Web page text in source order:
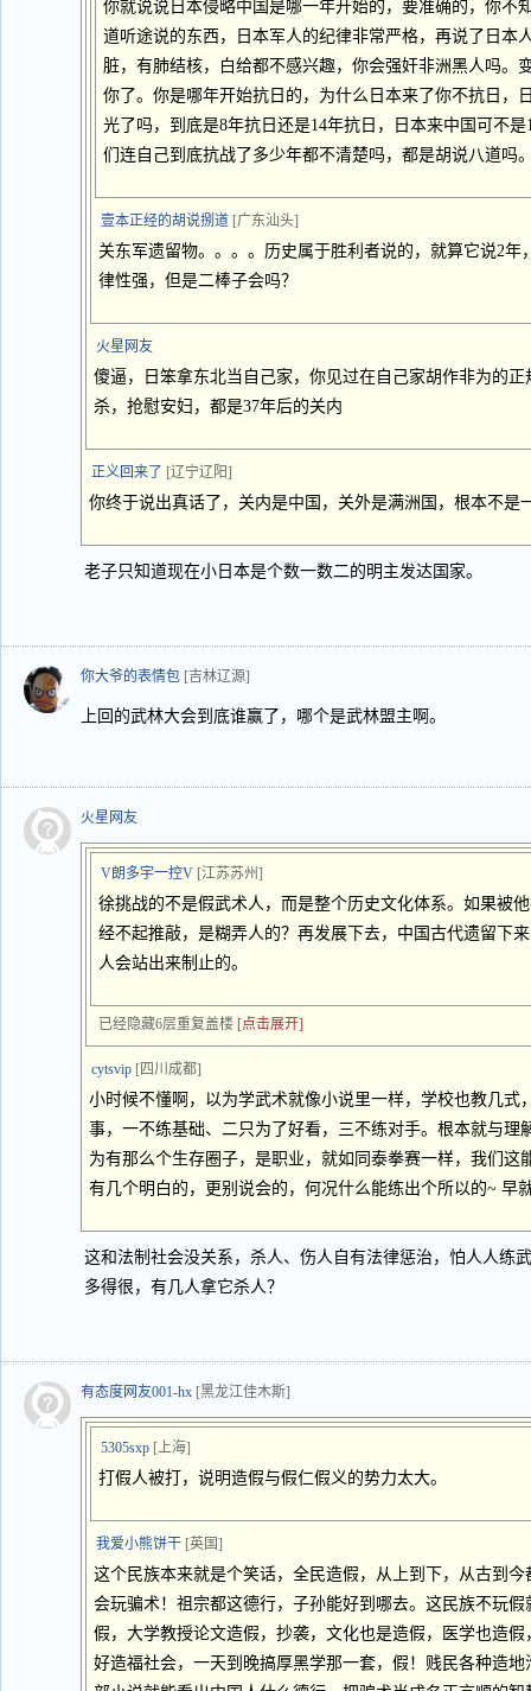
你就说说日本侵略中国是哪一年开始的，要准确的，你不
道听途说的东西，日本军人的纪律非常严格，再说了日本
脏，有肺结核，白给都不感兴趣，你会强奸非洲黑人吗。
你了。你是哪年开始抗日的，为什么日本来了你不抗日，
光了吗，到底是8年抗日还是14年抗日，日本来中国可不
们连自己到底抗战了多少年都不清楚吗，都是胡说八道吗
壹本正经的胡说捌道 [广东汕头]
关东军遗留物。。。。历史属于胜利者说的，就算它说2年
律性强，但是二棒子会吗？
火星网友
傻逼，日笨拿东北当自己家，你见过在自己家胡作非为的
杀，抢慰安妇，都是37年后的关内
正义回来了 [辽宁辽阳]
你终于说出真话了，关内是中国，关外是满洲国，根本不是
老子只知道现在小日本是个数一数二的明主发达国家。
你大爷的表情包 [吉林辽源]
上回的武林大会到底谁赢了，哪个是武林盟主啊。
火星网友
V朗多宇一控V [江苏苏州]
徐挑战的不是假武术人，而是整个历史文化体系。如果被
经不起推敲，是糊弄人的？再发展下去，中国古代遗留下
人会站出来制止的。
已经隐藏6层重复盖楼 [点击展开]
cytsvip [四川成都]
小时候不懂啊，以为学武术就像小说里一样，学校也教几式
事，一不练基础、二只为了好看，三不练对手。根本就与理
为有那么个生存圈子，是职业，就如同泰拳赛一样，我们这
有几个明白的，更别说会的，何况什么能练出个所以的~ 早
这和法制社会没关系，杀人、伤人自有法律惩治，怕人人练
多得很，有几人拿它杀人？
有态度网友001-hx [黑龙江佳木斯]
5305sxp [上海]
打假人被打，说明造假与假仁假义的势力太大。
我爱小熊饼干 [英国]
这个民族本来就是个笑话，全民造假，从上到下，从古到
会玩骗术！祖宗都这德行，子孙能好到哪去。这民族不玩
假，大学教授论文造假，抄袭，文化也是造假，医学也造
好造福社会，一天到晚搞厚黑学那一套，假！贱民各种造